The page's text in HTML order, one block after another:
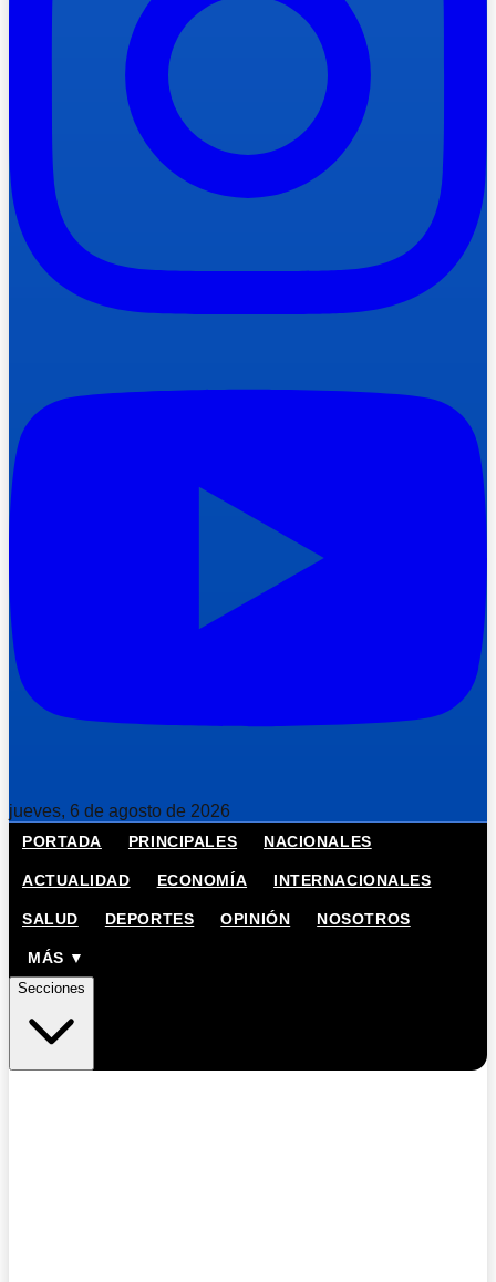
jueves, 6 de agosto de 2026
PORTADA PRINCIPALES NACIONALES
ACTUALIDAD ECONOMÍA INTERNACIONALES
SALUD DEPORTES OPINIÓN NOSOTROS
MÁS ▼
Secciones